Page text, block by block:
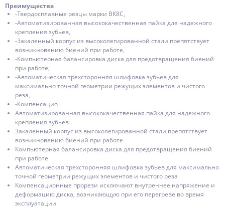
Преимущества
-Твердосплавные резцы марки ВК8С,
-Автоматизированная высококачественная пайка для надежного
крепления зубьев,
-Закаленный корпус из высоколегированной стали препятствует
возникновению биений при работе,
-Компьютерная балансировка диска для предотвращения биений
при работе,
-Автоматическая трехсторонняя шлифовка зубьев для
максимально точной геометрии режущих элементов и чистого
реза,
-Компенсацио
Автоматизированная высококачественная пайка для надежного
крепления зубьев
Закаленный корпус из высоколегированной стали препятствует
возникновению биений при работе
Компьютерная балансировка диска для предотвращения биений
при работе
Автоматическая трехсторонняя шлифовка зубьев для максимально
точной геометрии режущих элементов и чистого реза
Компенсационные прорези исключают внутреннее напряжение и
деформацию диска, возникающую при его перегреве во время
эксплуатации